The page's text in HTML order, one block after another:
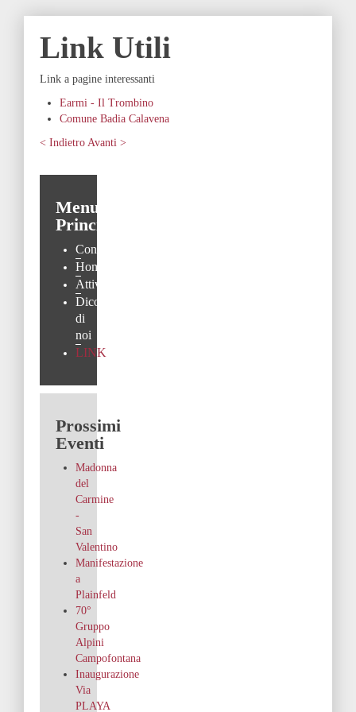
Link Utili
Link a pagine interessanti
Earmi - Il Trombino
Comune Badia Calavena
< Indietro Avanti >
Menu
Principale
Contatti
Home
Attività
Dicono
di
noi
LINK
Prossimi
Eventi
Madonna
del
Carmine
-
San
Valentino
Manifestazione
a
Plainfeld
70°
Gruppo
Alpini
Campofontana
Inaugurazione
Via
PLAYA